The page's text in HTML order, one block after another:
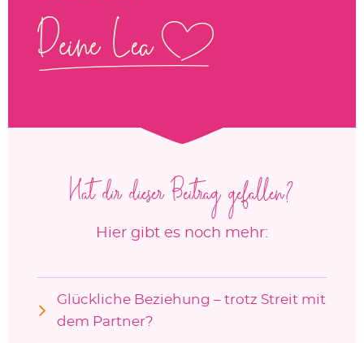
Hat dir dieser Beitrag gefallen?
Hier gibt es noch mehr:
Glückliche Beziehung – trotz Streit mit
dem Partner?